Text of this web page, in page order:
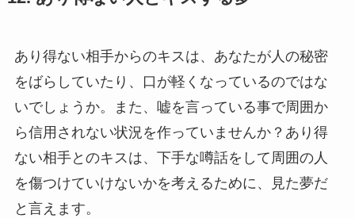
あり得ない相手からのキスは、あなたが人の秘密
をばらしていたり、口が軽くなっているのではな
いでしょうか。また、嘘を言っている事で周囲か
ら信用されない状況を作っていませんか？あり得
ない相手とのキスは、下手な噂話をして周囲の人
を傷つけていけないかを考えるために、見た夢だ
と言えます。